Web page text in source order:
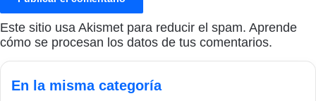
Este sitio usa Akismet para reducir el spam. Aprende
cómo se procesan los datos de tus comentarios.
En la misma categoría